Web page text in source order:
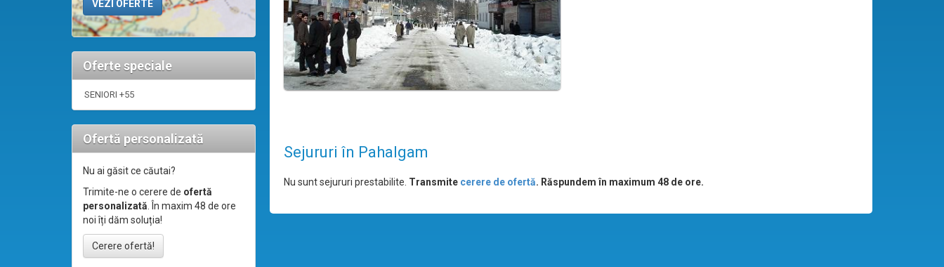
Oferte speciale
SENIORI +55
Ofertă personalizată
Nu ai găsit ce căutai?
Trimite-ne o cerere de ofertă
personalizată. În maxim 48 de ore
noi îți dăm soluția!
Cerere ofertă!
Sejururi în Pahalgam
Nu sunt sejururi prestabilite. Transmite cerere de ofertă. Răspundem în maximum 48 de ore.